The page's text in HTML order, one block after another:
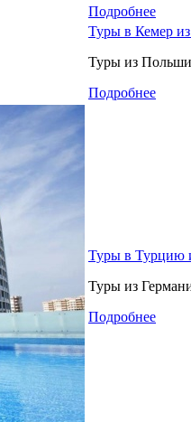
Подробнее
Туры в Кемер
Туры из
Подробнее
Туры в Турцию
Туры из
Подробнее